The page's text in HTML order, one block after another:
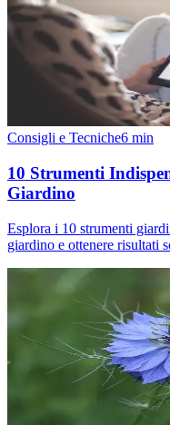
Consigli e Tecniche6 min
10 Strumenti
Giardino
Esplora i 10 strumenti
giardino e ottenere risultati